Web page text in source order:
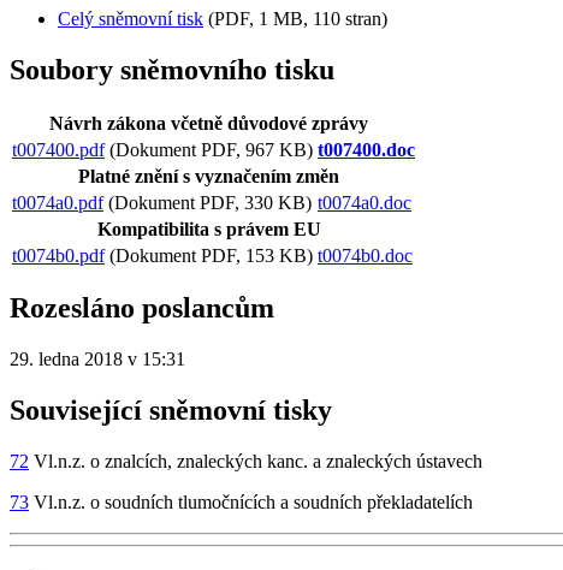
Celý sněmovní tisk (PDF, 1 MB, 110 stran)
Soubory sněmovního tisku
Návrh zákona včetně důvodové zprávy
t007400.pdf(Dokument PDF, 967 KB) t007400.doc
Platné znění s vyznačením změn
t0074a0.pdf(Dokument PDF, 330 KB) t0074a0.doc
Kompatibilita s právem EU
t0074b0.pdf(Dokument PDF, 153 KB) t0074b0.doc
Rozesláno poslancům
29. ledna 2018 v 15:31
Související sněmovní tisky
72 Vl.n.z. o znalcích, znaleckých kanc. a znaleckých ústavech
73 Vl.n.z. o soudních tlumočnících a soudních překladatelích